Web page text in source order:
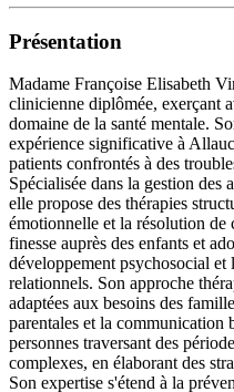
Présentation
Madame Françoise Elisabeth
clinicienne diplômée, exerçant
domaine de la santé mentale.
expérience significative à
patients confrontés à des
Spécialisée dans la gestion des
elle propose des thérapies
émotionnelle et la résolution
finesse auprès des enfants et
développement psychosocial et
relationnels. Son approche
adaptées aux besoins des
parentales et la communication
personnes traversant des
complexes, en élaborant des
Son expertise s'étend à la